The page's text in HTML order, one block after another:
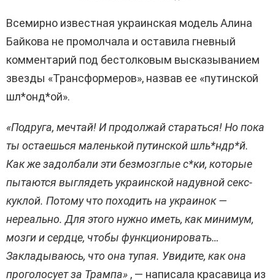
Всемирно известная украинская модель Алина
Байкова не промолчала и оставила гневный
комментарий под бестолковым высказыванием
звезды «Трансформеров», назвав ее «путинской
шл*онд*ой».
«Подруга, мечтай! И продолжай стараться! Но пока
ты остаешься маленькой путинской шль*ндр*й.
Как же задолбали эти безмозглые с*ки, которые
пытаются выглядеть украинской надувной секс-
куклой. Потому что походить на украинок —
нереально. Для этого нужно иметь, как минимум,
мозги и сердце, чтобы функционировать…
Закладываюсь, что она тупая. Увидите, как она
проголосует за Трампа» , — написала красавица из